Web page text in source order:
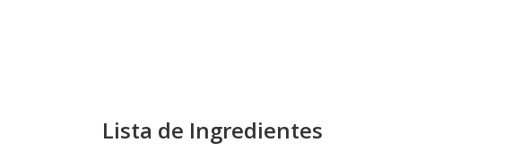
Lista de Ingredientes